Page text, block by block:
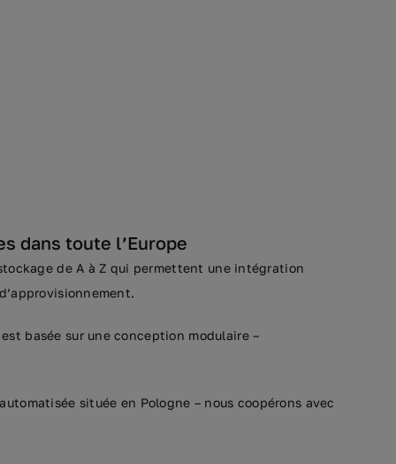
dans toute l’Europe
de A à Z qui permettent une intégration
basée sur une conception modulaire –
située en Pologne – nous coopérons avec